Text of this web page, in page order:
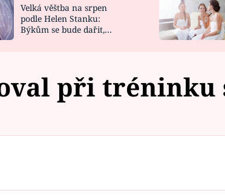
DESIGN
Velká věštba na srpen
podle Helen Stanku:
Býkům se bude dařit,
při tréninku